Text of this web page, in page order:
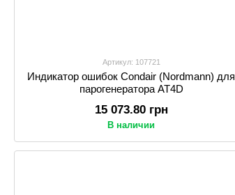
Артикул: 107721
Индикатор ошибок Condair (Nordmann) для
парогенератора AT4D
15 073.80 грн
В наличии